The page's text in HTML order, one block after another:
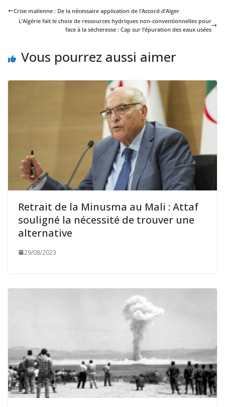
Crise malienne : De la nécessaire application de l’Accord d’Alger
L’Algérie fait le choix de ressources hydriques non-conventionnelles pour
face à la sécheresse : Cap sur l’épuration des eaux usées
Vous pourrez aussi aimer
Retrait de la Minusma au Mali : Attaf
souligné la nécessité de trouver une
alternative
29/08/2023